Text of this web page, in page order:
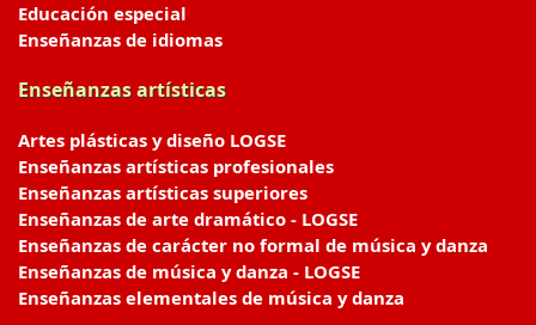
Educación especial
Enseñanzas de idiomas
Enseñanzas artísticas
Artes plásticas y diseño LOGSE
Enseñanzas artísticas profesionales
Enseñanzas artísticas superiores
Enseñanzas de arte dramático - LOGSE
Enseñanzas de carácter no formal de música y danza
Enseñanzas de música y danza - LOGSE
Enseñanzas elementales de música y danza